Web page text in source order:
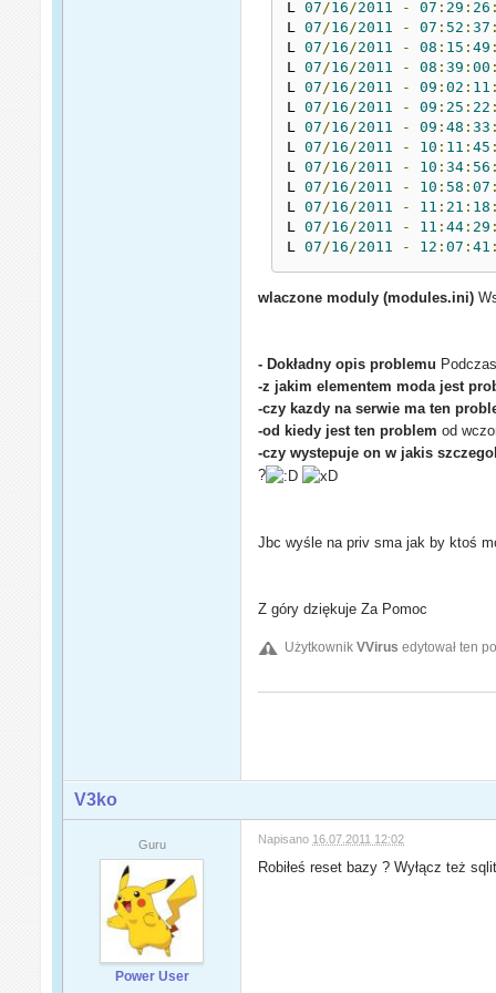
L 07/16/2011 - 07 : 29 : 26
L 07/16/2011 - 07 : 52 :37
L 07/16/2011 - 08 : 15 :49
L 07/16/2011 - 08 :39 :00
L 07/16/2011 - 09 :02 : 11
L 07/16/2011 - 09 : 25 : 22
L 07/16/2011 - 09 :48 :33
L 07/16/2011 - 10 : 11 :45
L 07/16/2011 - 10 :34 : 56
L 07/16/2011 - 10 : 58 :07
L 07/16/2011 - 11 : 21 : 18
L 07/16/2011 - 11 :44 : 29
L 07/16/2011 - 12 :07 :41
wlaczone moduly (modules.ini)
- Dokładny opis problemu
-z jakim elementem moda jest
-czy kazdy na serwie ma ten
-od kiedy jest ten problemod
-czy wystepuje on w jakis
?
Jbc wyśle na priv sma jak by ktoś
Z góry dziękuje Za Pomoc
UżytkownikVVirus edytował ten
V3ko
Guru
Power User
Napisano 16.07.2011 12:02
Robiłeś reset bazy ? Wyłącz też